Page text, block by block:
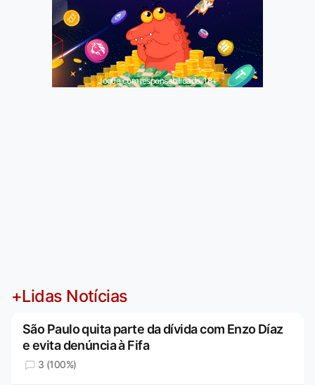
Jogue com responsabilidade. 18+
+Lidas Notícias
São Paulo quita parte da dívida com Enzo Díaz
e evita denúncia à Fifa
3 (100%)